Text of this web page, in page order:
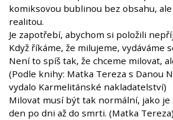
komiksovou bublinou bez obsahu,
realitou.
Je zapotřebí, abychom si položili
Když říkáme, že milujeme, vydáváme
Není to spíš tak, že chceme milovat,
(Podle knihy: Matka Tereza s Danou
vydalo Karmelitánské nakladatelství)
Milovat musí být tak normální, jako je
den po dni až do smrti. (Matka Tereza)